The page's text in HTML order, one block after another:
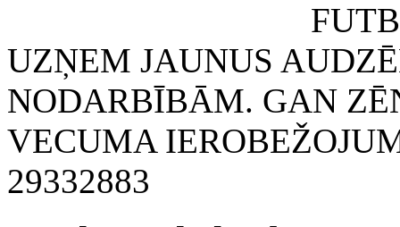
FUTBOLA
UZŅEM JAUNUS
NODARBĪBĀM. GAN
VECUMA
29332883